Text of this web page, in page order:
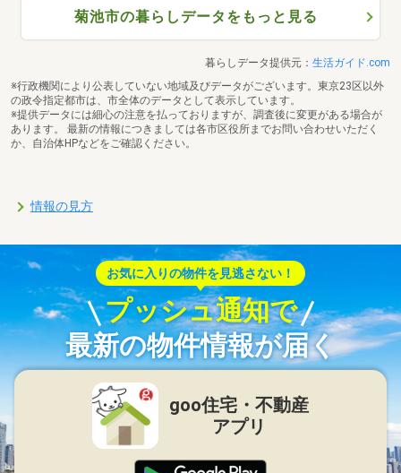
菊池市の暮らしデータをもっと見る
暮らしデータ提供元： 生活ガイド.com
※行政機関により公表していない地域及びデータがございます。東京23区以外
の政令指定都市は、市全体のデータとして表示しています。
※提供データには細心の注意を払っておりますが、調査後に変更がある場合が
あります。 最新の情報につきましては各市区役所までお問い合わせいただく
か、自治体HPなどをご確認ください。
情報の見方
お気に入りの物件を見逃さない！
プッシュ通知で
最新の物件情報が届く
goo住宅・不動産
アプリ